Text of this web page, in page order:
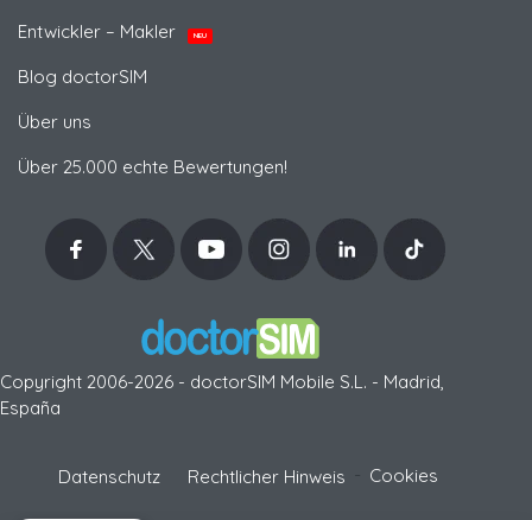
Entwickler – Makler
NEU
Blog doctorSIM
Über uns
Über 25.000 echte Bewertungen!
Copyright 2006-2026 - doctorSIM Mobile S.L. - Madrid,
España
Datenschutz Rechtlicher Hinweis Cookies